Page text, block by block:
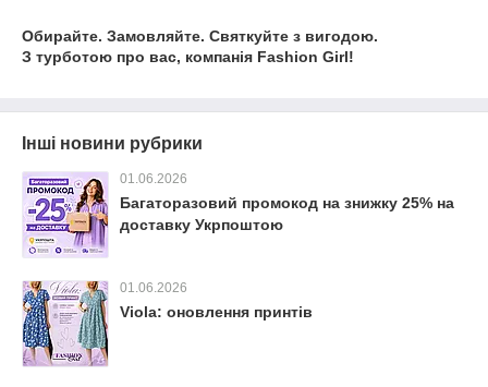
Обирайте. Замовляйте. Святкуйте з вигодою.
З турботою про вас, компанія Fashion Girl!
Інші новини рубрики
01.06.2026
Багаторазовий промокод на знижку 25% на
доставку Укрпоштою
01.06.2026
Viola: оновлення принтів